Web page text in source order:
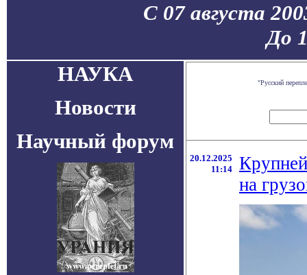
С 07 августа
До
НАУКА
Новости
Научный форум
"Русский
20.12.2025
11:14
на